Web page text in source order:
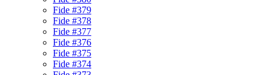
Fide #379
Fide #378
Fide #377
Fide #376
Fide #375
Fide #374